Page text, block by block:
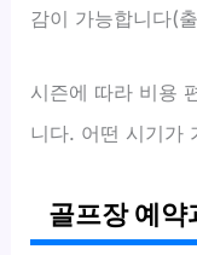
감이 가능합니다(
시즌에 따라 비용
니다. 어떤 시기가
골프장 예약